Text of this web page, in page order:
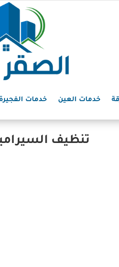
خدمات العين خدمات الفجيرة
تنظيف